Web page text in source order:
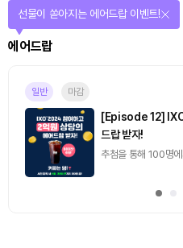
에어드랍
선물이 쏟아지는 에어드랍 이벤트!
일반 마감
[Episode 12]
드랍 받자!
추첨을 통해 100명